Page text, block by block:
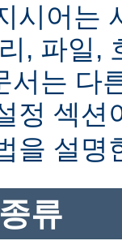
시어는
, 파일,
서는 다
정 섹션
을 설명
류